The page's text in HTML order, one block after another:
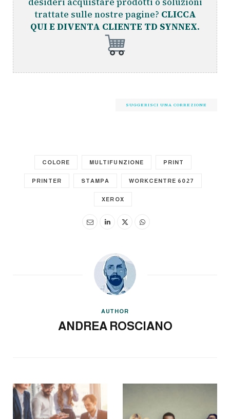
trattate sulle nostre pagine? CLICCA
QUI E DIVENTA CLIENTE TD SYNNEX.
SUGGERISCI UNA CORREZIONE
COLORE MULTIFUNZIONE PRINT
PRINTER STAMPA WORKCENTRE 6027
XEROX
AUTHOR
ANDREA ROSCIANO